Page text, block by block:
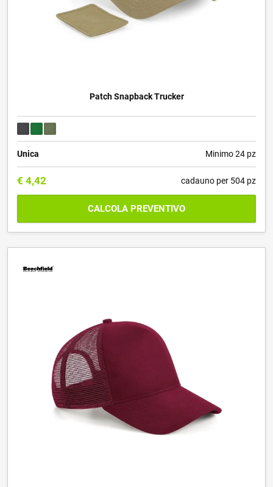
Patch Snapback Trucker
Unica Minimo 24 pz
€ 4,42 cadauno per 504 pz
CALCOLA PREVENTIVO